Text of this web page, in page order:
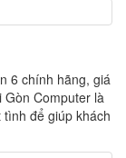
6 chính hãng, giá
Computer là
để giúp khách